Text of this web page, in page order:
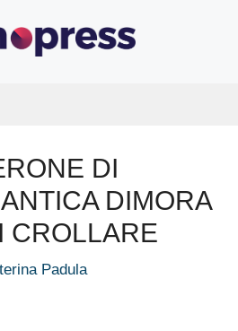
DI
DIMORA
CROLLARE
Padula